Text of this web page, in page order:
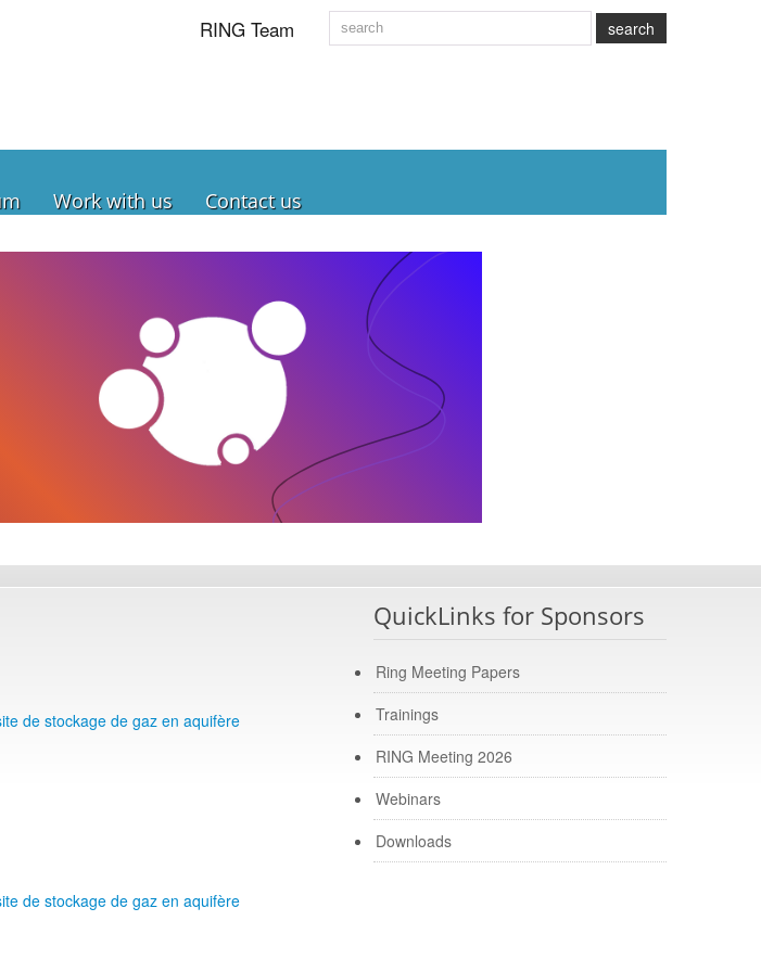
search
RING Team
Work with us Contact us
de stockage de gaz en aquifère
de stockage de gaz en aquifère
QuickLinks for Sponsors
Ring Meeting Papers
Trainings
RING Meeting 2026
Webinars
Downloads